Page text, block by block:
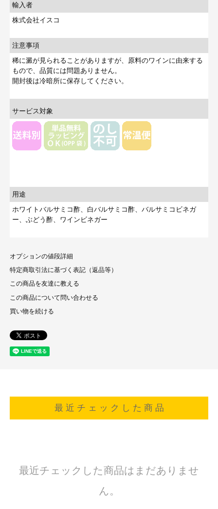
輸入者
株式会社イスコ
注意事項
稀に澱が見られることがありますが、原料のワインに由来する
もので、品質には問題ありません。
開封後は冷暗所に保存してください。
サービス対象
用途
ホワイトバルサミコ酢、白バルサミコ酢、バルサミコビネガ
ー、ぶどう酢、ワインビネガー
オプションの値段詳細
特定商取引法に基づく表記（返品等）
この商品を友達に教える
この商品について問い合わせる
買い物を続ける
最 近 チ ェ ッ ク し た 商 品
最近チェックした商品はまだありませ
ん。